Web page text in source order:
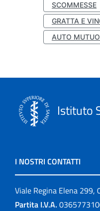
SCOMMESSE
GRATTA E
AUTO
Istituto
I NOSTRI CONTATTI
Viale Regina Elena 299,
Partita I.V.A.